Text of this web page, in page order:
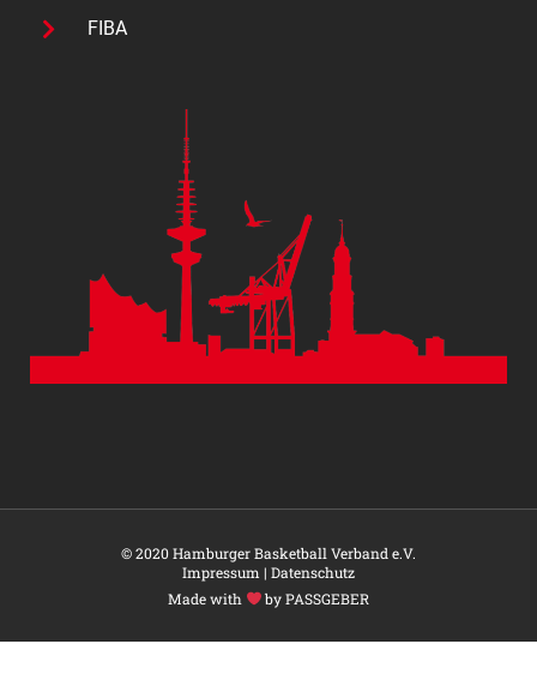
FIBA
© 2020 Hamburger Basketball Verband e.V.
Impressum | Datenschutz
Made with
by PASSGEBER